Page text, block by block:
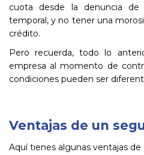
cuota desde la denuncia de
temporal, y no tener una
crédito.
Pero recuerda, todo lo
empresa al momento de
condiciones pueden ser
Ventajas de un
Aquí tienes algunas ventajas